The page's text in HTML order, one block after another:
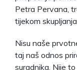
Petra Pervana,
tijekom
Nisu naše
taj naš odnos
suradnika. Nije